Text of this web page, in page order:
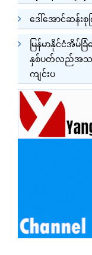
ဒေါ်အောင်ဆန်း
မြန်မာနိုင်ငံအိမ်
နှစ်ပတ်လည်အသင်
ကျင်းပ